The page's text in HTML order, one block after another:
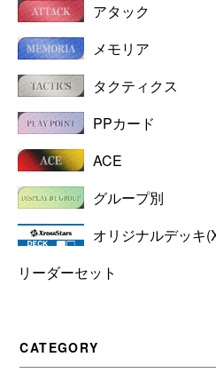
アタック
メモリア
タクティクス
PPカード
ACE
グループ別
オリジナルデッキ
リーダーセット
CATEGORY